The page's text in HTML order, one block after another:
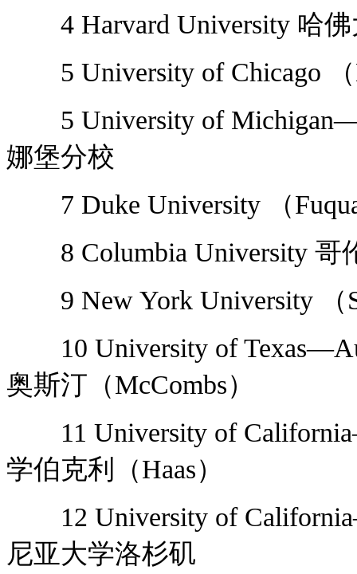
4 Harvard University 哈佛
5 University of Chicago （
5 University of
娜堡分校
7 Duke University （
8 Columbia University 哥
9 New York University （
10 University of
奥斯汀（McCombs）
11 University of
学伯克利（Haas）
12 University of
尼亚大学洛杉矶